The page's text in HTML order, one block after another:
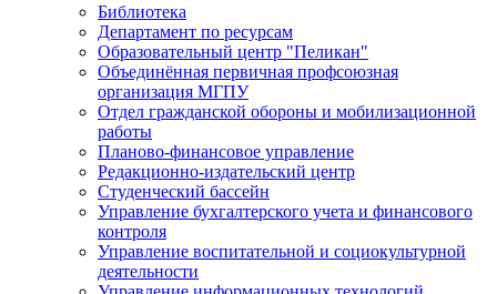
Библиотека
Департамент по ресурсам
Образовательный центр "Пеликан"
Объединённая первичная профсоюзная
организация МГПУ
Отдел гражданской обороны и мобилизационной
работы
Планово-финансовое управление
Редакционно-издательский центр
Студенческий бассейн
Управление бухгалтерского учета и финансового
контроля
Управление воспитательной и социокультурной
деятельности